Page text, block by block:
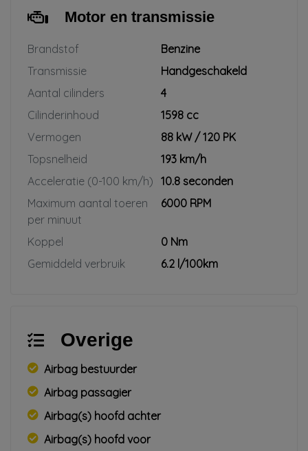
Motor en transmissie
Brandstof
Benzine
Transmissie
Handgeschakeld
Aantal cilinders
4
Cilinderinhoud
1598 cc
Vermogen
88 kW / 120 PK
Topsnelheid
193 km/h
Acceleratie (0-100 km/h) 10.8 seconden
Maximum aantal toeren
per minuut
6000 RPM
Koppel
0 Nm
Gemiddeld verbruik
6.2 l/100km
Overige
Airbag bestuurder
Airbag passagier
Airbag(s) hoofd achter
Airbag(s) hoofd voor